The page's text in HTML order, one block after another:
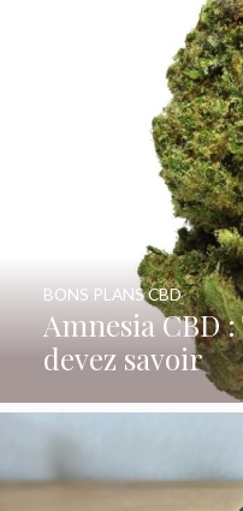
Amnesia CBD
devez savoir
BONS PLANS CBD